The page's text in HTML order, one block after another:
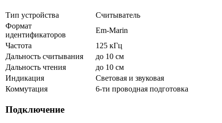
Тип устройства
Считыватель
Формат
идентификаторов
Em-Marin
Частота
125 кГц
Дальность считывания
до 10 см
Дальность чтения
до 10 см
Индикация
Световая и звуковая
Коммутация
6-ти проводная подготовка
Подключение